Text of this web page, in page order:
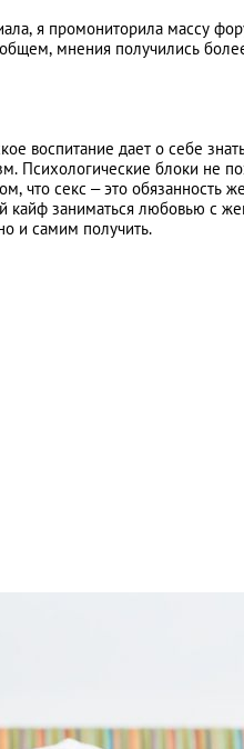
я промониторила массу
мнения получились
воспитание дает о себе
Психологические блоки не
что секс – это обязанность
кайф заниматься любовью с
и самим получить.